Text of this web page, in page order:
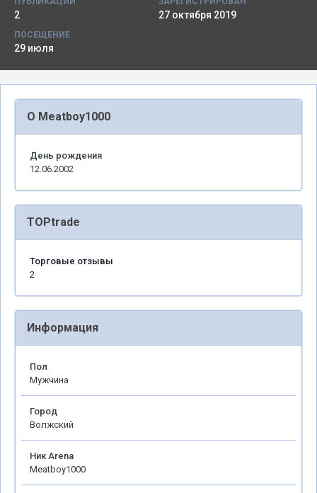
2 27 октября 2019
ПОСЕЩЕНИЕ
29 июля
О Meatboy1000
День рождения
12.06.2002
TOPtrade
Торговые отзывы
2
Информация
Пол
Мужчина
Город
Волжский
Ник Arena
Meatboy1000